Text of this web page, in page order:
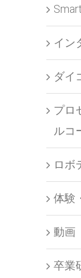
Smart
イン
ダイ
プロ
ルコ
ロボ
体験
動画
卒業